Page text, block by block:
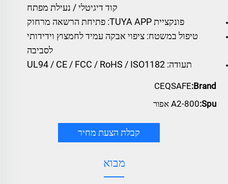
קוד דיגיטלי / נעילת מפתח
פונקציית TUYA APP: פתיחת הרשאה מרחוק
טיפול במשטח: ציפוי אבקה עמיד לחמצוץ וידידותי
לסביבה
תעודה: UL94 / CE / FCC / RoHS / ISO1182
Brand:
CEQSAFE
Spu: A2-800 אפור
קבלת הצעת מחיר
מבוא